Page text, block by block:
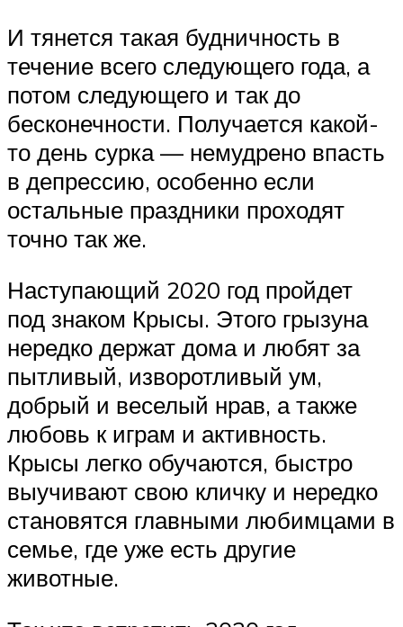
И тянется такая будничность в
течение всего следующего года, а
потом следующего и так до
бесконечности. Получается какой-
то день сурка — немудрено впасть
в депрессию, особенно если
остальные праздники проходят
точно так же.
Наступающий 2020 год пройдет
под знаком Крысы. Этого грызуна
нередко держат дома и любят за
пытливый, изворотливый ум,
добрый и веселый нрав, а также
любовь к играм и активность.
Крысы легко обучаются, быстро
выучивают свою кличку и нередко
становятся главными любимцами в
семье, где уже есть другие
животные.